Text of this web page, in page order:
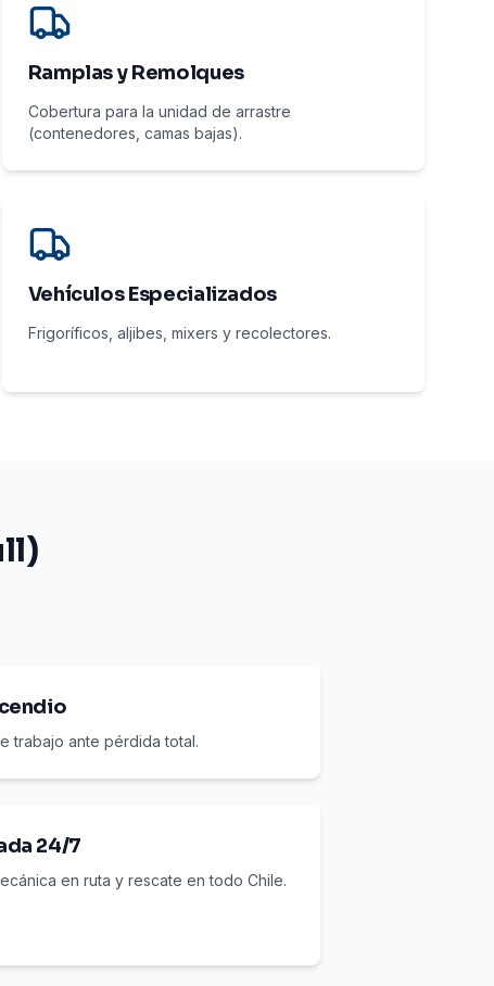
Ramplas y Remolques
Cobertura para la unidad de arrastre
(contenedores, camas bajas).
Vehículos Especializados
Frigoríficos, aljibes, mixers y recolectores.
trabajo ante pérdida total.
24/7
en ruta y rescate en todo Chile.